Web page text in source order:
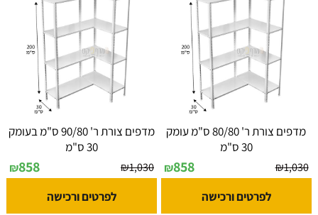
מדפים צורת ר' 80/80 ס"מ עומק
30 ס"מ
₪1,030
₪858
לפרטים ורכישה
מדפים צורת ר' 90/80 ס"מ בעומק
30 ס"מ
₪1,030
₪858
לפרטים ורכישה